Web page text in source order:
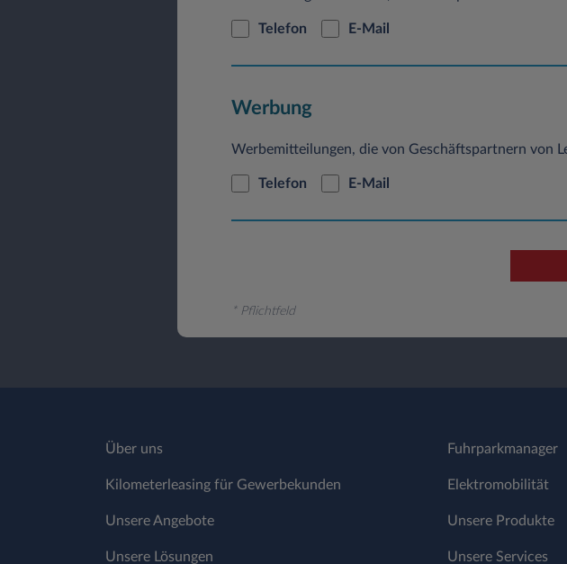
Telefon E-Mail
Werbung
Werbemitteilungen, die von Geschäftspartnern von
Telefon E-Mail
* Pflichtfeld
Über uns
Kilometerleasing für Gewerbekunden
Unsere Angebote
Unsere Lösungen
Fuhrparkmanager
Elektromobilität
Unsere Produkte
Unsere Services